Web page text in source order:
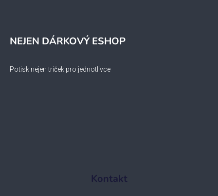
NEJEN DÁRKOVÝ ESHOP
Potisk nejen triček pro jednotlivce
Kontakt